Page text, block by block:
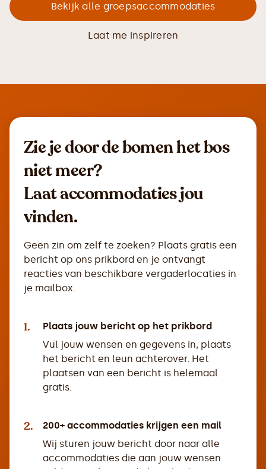
Bekijk alle groepsaccommodaties
Laat me inspireren
Zie je door de bomen het bos
niet meer?
Laat accommodaties jou
vinden.
Geen zin om zelf te zoeken? Plaats gratis een
bericht op ons prikbord en je ontvangt
reacties van beschikbare vergaderlocaties in
je mailbox.
1.
Plaats jouw bericht op het prikbord
Vul jouw wensen en gegevens in, plaats
het bericht en leun achterover. Het
plaatsen van een bericht is helemaal
gratis.
2.
200+ accommodaties krijgen een mail
Wij sturen jouw bericht door naar alle
accommodaties die aan jouw wensen